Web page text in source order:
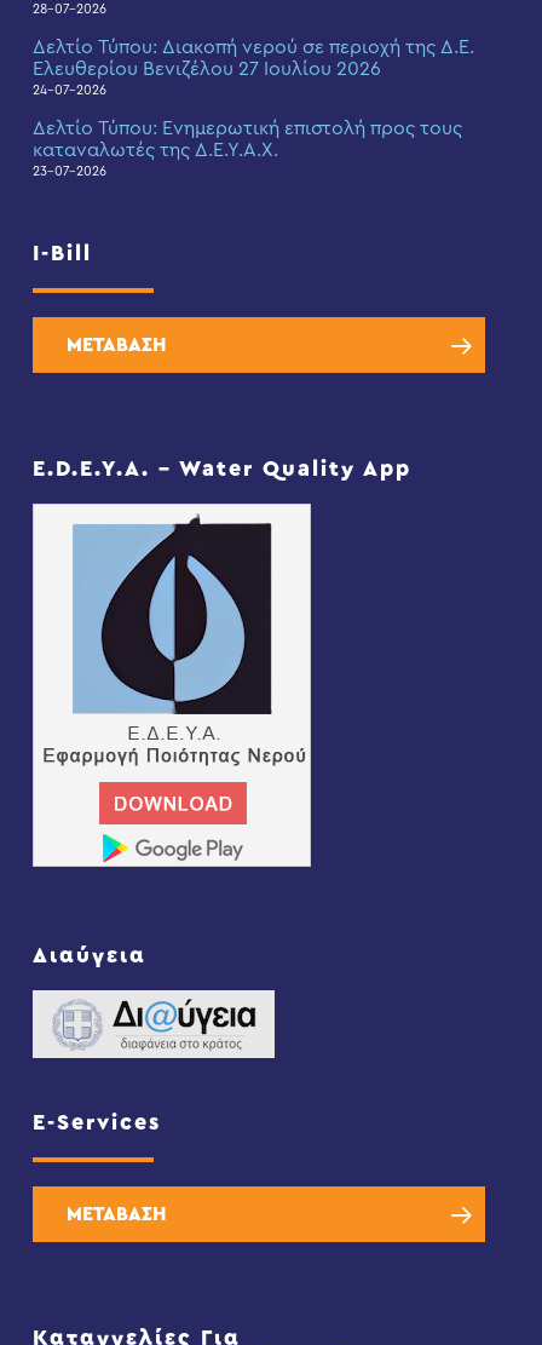
28-07-2026
Δελτίο Τύπου: Διακοπή νερού σε περιοχή της Δ.Ε.
Ελευθερίου Βενιζέλου 27 Ιουλίου 2026
24-07-2026
Δελτίο Τύπου: Eνημερωτική επιστολή προς τους
καταναλωτές της Δ.Ε.Υ.Α.Χ.
23-07-2026
I-Bill
ΜΕΤΑΒΑΣΗ
E.D.E.Y.A. – Water Quality App
Διαύγεια
E-Services
ΜΕΤΑΒΑΣΗ
Καταγγελίες Για